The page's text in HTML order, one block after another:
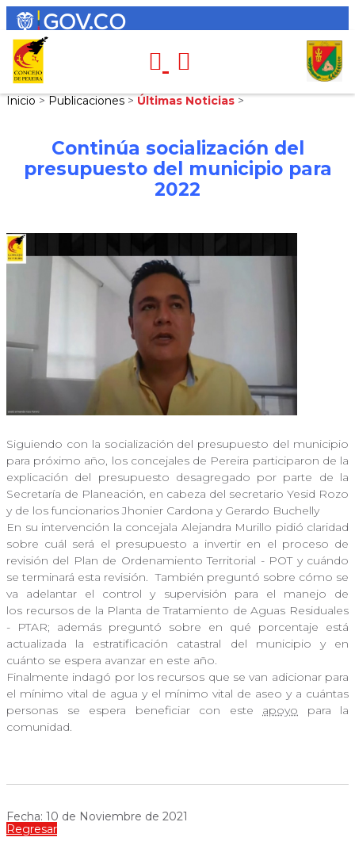
Inicio > Publicaciones > Últimas Noticias >
Continúa socialización del
presupuesto del municipio para
2022
Siguiendo con la socialización del presupuesto del municipio
para próximo año, los concejales de Pereira participaron de la
explicación del presupuesto desagregado por parte de la
Secretaría de Planeación, en cabeza del secretario Yesid Rozo
y de los funcionarios Jhonier Cardona y Gerardo Buchelly
En su intervención la concejala Alejandra Murillo pidió claridad
sobre cuál será el presupuesto a invertir en el proceso de
revisión del Plan de Ordenamiento Territorial - POT y cuándo
se terminará esta revisión. También preguntó sobre cómo se
va adelantar el control y supervisión para el manejo de
los recursos de la Planta de Tratamiento de Aguas Residuales
- PTAR; además preguntó sobre en qué porcentaje está
actualizada la estratificación catastral del municipio y en
cuánto se espera avanzar en este año.
Finalmente indagó por los recursos que se van adicionar para
el mínimo vital de agua y el mínimo vital de aseo y a cuántas
personas se espera beneficiar con este apoyo para la
comunidad.
Fecha: 10 de Noviembre de 2021
Regresar